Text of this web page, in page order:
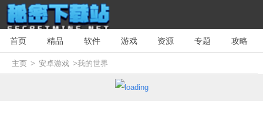
首页 精品 软件 游戏 资源 专题 攻略
主页 > 安卓游戏 >我的世界